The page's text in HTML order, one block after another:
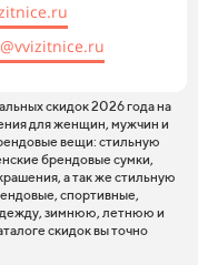
скидок 2026 года на
для женщин, мужчин и
вещи: стильную
брендовые сумки,
а так же стильную
спортивные,
зимнюю, летнюю и
скидок вы точно